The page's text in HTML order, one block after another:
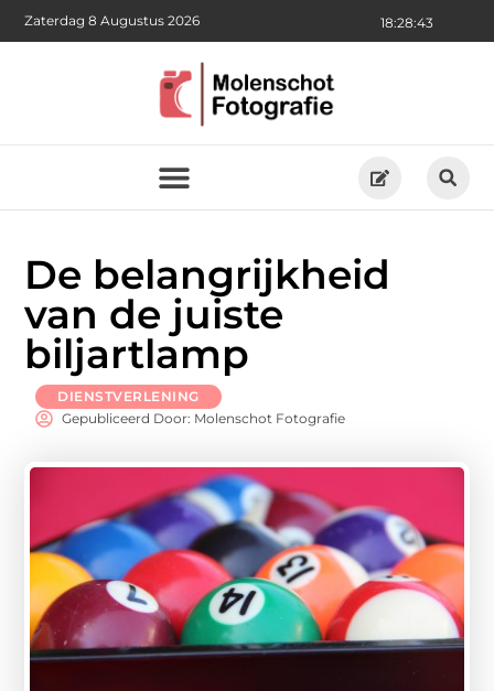
18:28:44
Zaterdag 8 Augustus 2026
De belangrijkheid
van de juiste
biljartlamp
DIENSTVERLENING
Gepubliceerd Door: Molenschot Fotografie